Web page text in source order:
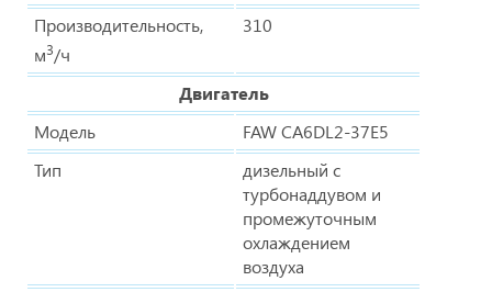
Производительность,
м3/ч
310
Двигатель
Модель
FAW CA6DL2-37E5
Тип
дизельный с
турбонаддувом и
промежуточным
охлаждением
воздуха